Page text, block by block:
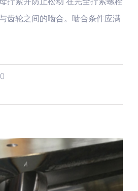
齿轮之间的啮合。啮合条件应满